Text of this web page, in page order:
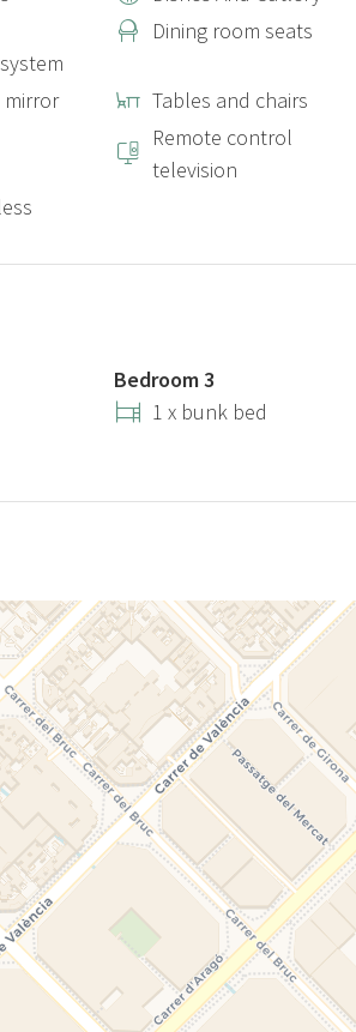
Dining room seats
mirror
Tables and chairs
Remote control
television
Bedroom 3
1 x bunk bed